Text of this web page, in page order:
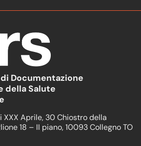
Documentazione
della Salute
XXX Aprile, 30 Chiostro della
18 – II piano, 10093 Collegno TO